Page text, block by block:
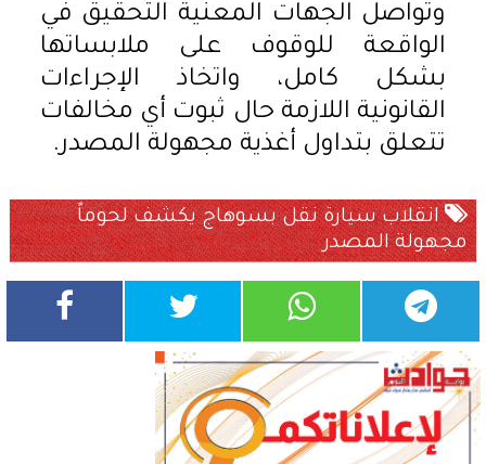
وتواصل الجهات المعنية التحقيق في
الواقعة للوقوف على ملابساتها
بشكل كامل، واتخاذ الإجراءات
القانونية اللازمة حال ثبوت أي مخالفات
تتعلق بتداول أغذية مجهولة المصدر.
انقلاب سيارة نقل بسوهاج يكشف لحوماً
مجهولة المصدر